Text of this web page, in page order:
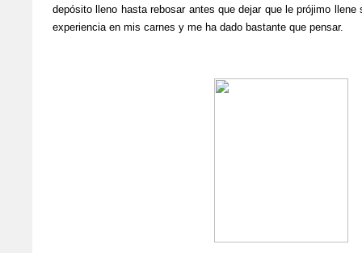
depósito lleno hasta rebosar antes que dejar que le prójimo
experiencia en mis carnes y me ha dado bastante que pensar.